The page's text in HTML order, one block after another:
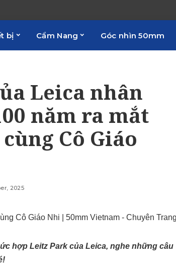
bị Cẩm Nang Góc nhìn 50mm
Leica nhân
năm ra mắt
Cô Giáo
2025
hợp Leitz Park của Leica, nghe những câu